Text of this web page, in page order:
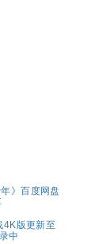
》百度网盘
4K版更新至
中